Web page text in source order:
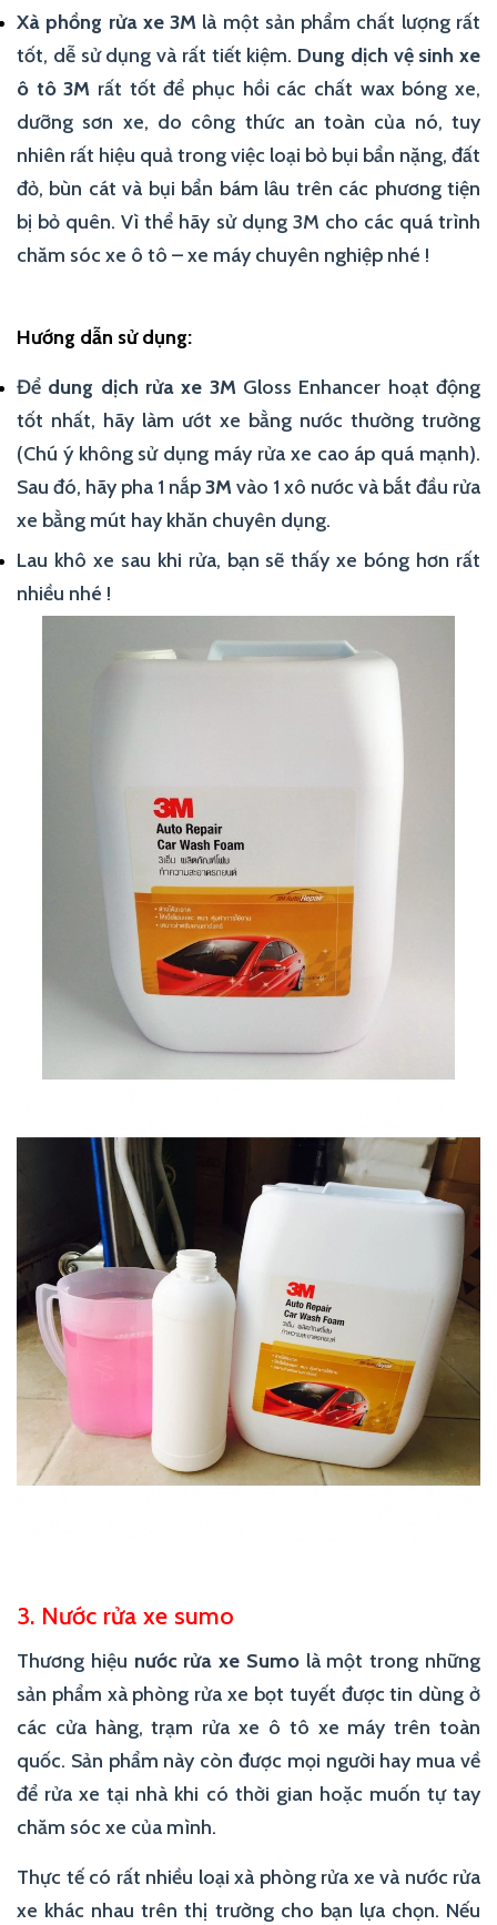
Xà phồng rửa xe 3M là một sản phẩm chất lượng rất
tốt, dễ sử dụng và rất tiết kiệm. Dung dịch vệ sinh xe
ô tô 3M rất tốt để phục hồi các chất wax bóng xe,
dưỡng sơn xe, do công thức an toàn của nó, tuy
nhiên rất hiệu quả trong việc loại bỏ bụi bẩn nặng, đất
đỏ, bùn cát và bụi bẩn bám lâu trên các phương tiện
bị bỏ quên. Vì thể hãy sử dụng 3M cho các quá trình
chăm sóc xe ô tô – xe máy chuyên nghiệp nhé !
Hướng dẫn sử dụng:
Để dung dịch rửa xe 3MGloss Enhancer hoạt động
tốt nhất, hãy làm ướt xe bằng nước thường trường
(Chú ý không sử dụng máy rửa xe cao áp quá mạnh).
Sau đó, hãy pha 1 nắp3Mvào 1 xô nước và bắt đầu rửa
xe bằng mút hay khăn chuyên dụng.
Lau khô xe sau khi rửa, bạn sẽ thấy xe bóng hơn rất
nhiều nhé !
3. Nước rửa xe sumo
Thương hiệu nước rửa xe Sumolà một trong những
sản phẩm xà phòng rửa xe bọt tuyết được tin dùng ở
các cửa hàng, trạm rửa xe ô tô xe máy trên toàn
quốc. Sản phẩm này còn được mọi người hay mua về
để rửa xe tại nhà khi có thời gian hoặc muốn tự tay
chăm sóc xe của mình.
Thực tế có rất nhiều loại xà phòng rửa xe và nước rửa
xe khác nhau trên thị trường cho bạn lựa chọn. Nếu